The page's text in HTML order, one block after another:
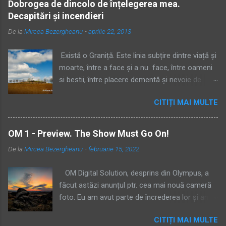
e
ț
u
c
o
m
e
n
r
u
Dobrogea de dincolo de înțelegerea mea.
Decapitări și incendieri
De la Mircea Bezergheanu -aprilie 22, 2013
Există o Graniță. Este linia subțire dintre viață și
moarte, între a face și a nu face, între oameni
si bestii, între placere dementă și nevoie de
Martor. Am vrut să nu mă implic, dar sufletul
meu s-a frânt de durere. Am intervenit,
devenind la rândul meu o brută. Am vorbit limba
Furtună, gardian la Granița către nonuman.
spre Enisala, unde urma să-l aștept până a
doua zi pe Bogdan Ciungara, prietenul meu din
Brașov. Să-i arăt Dobrogea. Cum am ajuns
CITIȚI MAI MULTE
OM 1 - Preview. The Show Must Go On!
De la Mircea Bezergheanu - februarie 15, 2022
OM Digital Solution, desprins din Olympus, a
făcut astăzi anunțul ptr. cea mai nouă cameră
foto. Eu am avut parte de încrederea lor și am
cameră la care am un firmware probabil beta,
CITIȚI MAI MULTE